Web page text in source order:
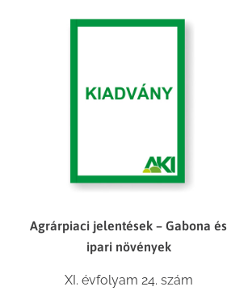
Agrárpiaci jelentések – Gabona és
ipari növények
XI. évfolyam 24. szám